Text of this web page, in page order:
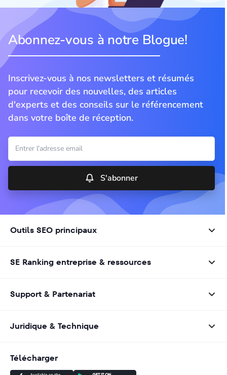
Abonnez-vous à notre Blogue!
Inscrivez-vous à nos newsletters et résumés
pour recevoir des nouvelles, des articles
d'experts et des conseils sur le référencement
dans votre boîte de réception.
S'abonner
Outils SEO principaux
SE Ranking entreprise & ressources
Support & Partenariat
Juridique & Technique
Télécharger